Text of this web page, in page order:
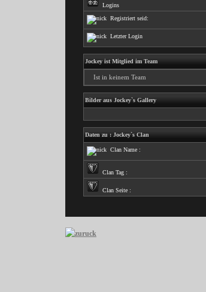
Logins
Registriert seid:
Letzter Login
Jockey ist Mitglied im Team
Ist in keinem Team
Bilder aus Jockey`s Gallery
Daten zu : Jockey`s Clan
Clan Name :
Clan Tag :
Clan Seite :